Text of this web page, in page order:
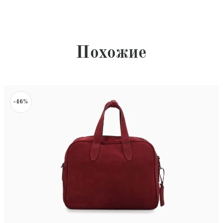
Похожие
-46%